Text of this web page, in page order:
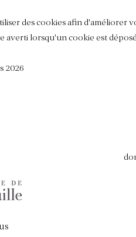
des cookies afin
averti lorsqu'un cookie est
2026